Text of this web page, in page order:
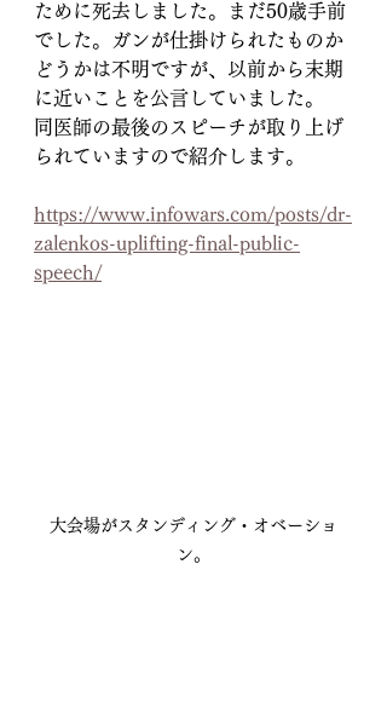
ために死去しました。まだ50歳手前
でした。ガンが仕掛けられたものか
どうかは不明ですが、以前から末期
に近いことを公言していました。
同医師の最後のスピーチが取り上げ
られていますので紹介します。
https://www.infowars.com/posts/dr-
zalenkos-uplifting-final-public-
speech/
大会場がスタンディング・オベーショ
ン。